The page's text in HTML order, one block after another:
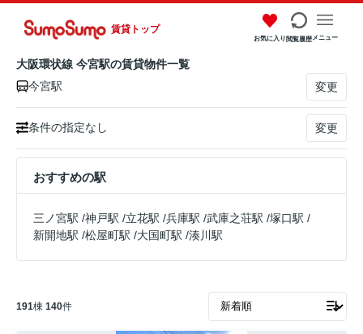
賃貸トップ
お気に入り閲覧履歴メニュー
大阪環状線 今宮駅の賃貸物件一覧
今宮駅
変更
条件の指定なし 変更
おすすめの駅
三ノ宮駅 /神戸駅 /立花駅 /兵庫駅 /武庫之荘駅 /塚口駅 /
新開地駅 /松屋町駅 /大国町駅 /湊川駅
191棟 140件